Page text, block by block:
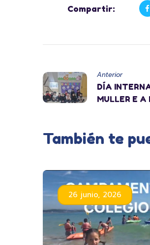
Compartir:
Anterior
DÍA
MULLER E A
También te
26 junio, 2026